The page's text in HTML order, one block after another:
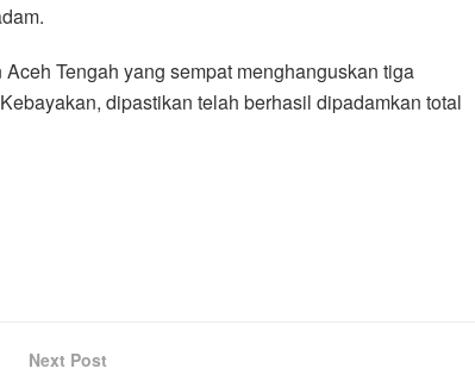
Tengah yang sempat menghanguskan tiga
dipastikan telah berhasil dipadamkan total
Next Post